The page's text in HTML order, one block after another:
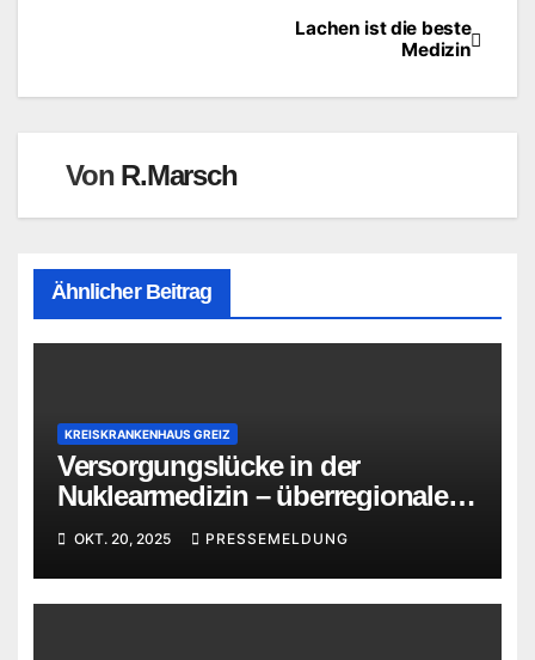
BeitragsnavigationLachen ist die beste
Medizin
Von R.Marsch
Ähnlicher Beitrag
KREISKRANKENHAUS GREIZ
Versorgungslücke in der
Nuklearmedizin – überregionale
Versorgung im MVZ Greiz
OKT. 20, 2025 PRESSEMELDUNG